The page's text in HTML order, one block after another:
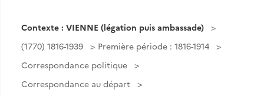
Contexte : VIENNE (légation puis ambassade)
(1770) 1816-1939
Première période : 1816-1914
Correspondance politique
Correspondance au départ